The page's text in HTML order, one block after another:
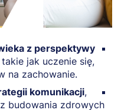
z perspektywy
jak uczenie się,
na zachowanie.
komunikacji,
budowania zdrowych